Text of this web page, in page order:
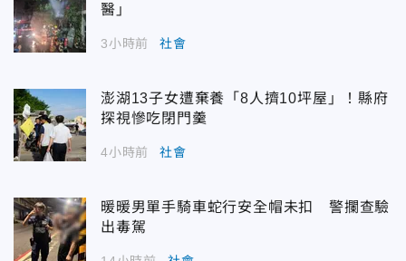
醫」
3小時前 社會
澎湖13子女遭棄養「8人擠10坪屋」！縣府
探視慘吃閉門羹
4小時前 社會
暖暖男單手騎車蛇行安全帽未扣 警攔查驗
出毒駕